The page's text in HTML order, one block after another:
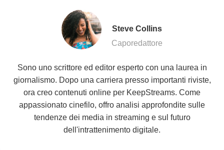
Steve Collins
Caporedattore
Sono uno scrittore ed editor esperto con una laurea in
giornalismo. Dopo una carriera presso importanti riviste,
ora creo contenuti online per KeepStreams. Come
appassionato cinefilo, offro analisi approfondite sulle
tendenze dei media in streaming e sul futuro
dell'intrattenimento digitale.